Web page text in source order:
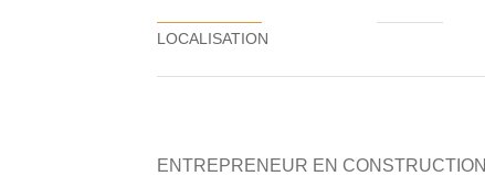
ENTREPRENEUR EN CONSTRUCTION